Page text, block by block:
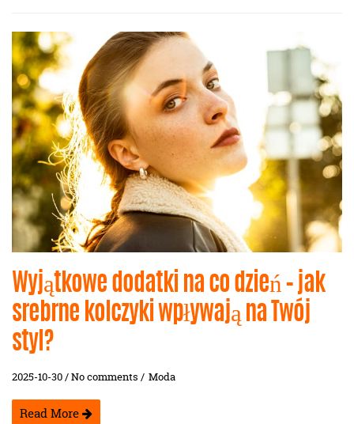
Wyjątkowe dodatki na co dzień – jak
srebrne kolczyki wpływają na Twój
styl?
2025-10-30 / No comments / Moda
Read More